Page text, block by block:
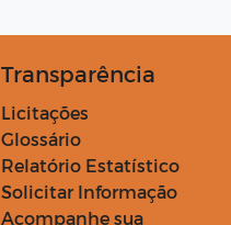
Transparência
Licitações
Glossário
Relatório Estatístico
Solicitar Informação
Acompanhe sua